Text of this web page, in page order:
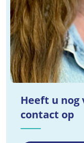
Heeft u nog
contact op